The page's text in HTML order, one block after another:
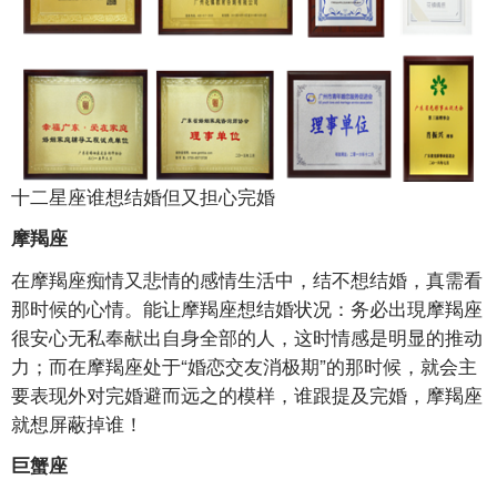
十二星座谁想结婚但又担心完婚
摩羯座
在摩羯座痴情又悲情的感情生活中，结不想结婚，真需看
那时候的心情。能让摩羯座想结婚状况：务必出現摩羯座
很安心无私奉献出自身全部的人，这时情感是明显的推动
力；而在摩羯座处于“婚恋交友消极期”的那时候，就会主
要表现外对完婚避而远之的模样，谁跟提及完婚，摩羯座
就想屏蔽掉谁！
巨蟹座